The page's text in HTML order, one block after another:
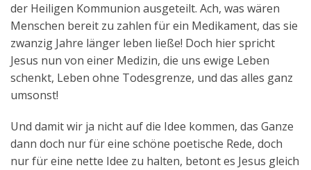
der Heiligen Kommunion ausgeteilt. Ach, was wären
Menschen bereit zu zahlen für ein Medikament, das sie
zwanzig Jahre länger leben ließe! Doch hier spricht
Jesus nun von einer Medizin, die uns ewige Leben
schenkt, Leben ohne Todesgrenze, und das alles ganz
umsonst!
Und damit wir ja nicht auf die Idee kommen, das Ganze
dann doch nur für eine schöne poetische Rede, doch
nur für eine nette Idee zu halten, betont es Jesus gleich